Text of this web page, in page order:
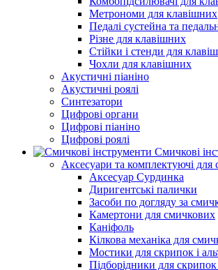
Метрономи для клавішних
Педалі сустейна та
Різне для клавішних
Стійки і стенди для
Чохли для клавішних
Акустичні піаніно
Акустичні роялі
Синтезатори
Цифрові органи
Цифрові піаніно
Цифрові роялі
Смичкові
Аксесуари та комплектуючі для
Аксесуар Сурдинка
Диригентські палички
Засоби по догляду за
Камертони для смичкових
Каніфоль
Кілкова механіка для
Мостики для скрипок і
Підборiдники для скрипок